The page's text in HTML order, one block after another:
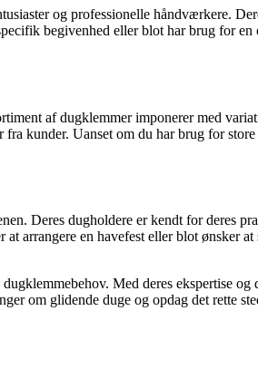
og professionelle håndværkere.
begivenhed eller blot har brug for
af dugklemmer imponerer med
kunder. Uanset om du har brug for
Deres dugholdere er kendt for deres
arrangere en havefest eller blot ønsker
Med deres ekspertise og
om glidende duge og opdag det rette